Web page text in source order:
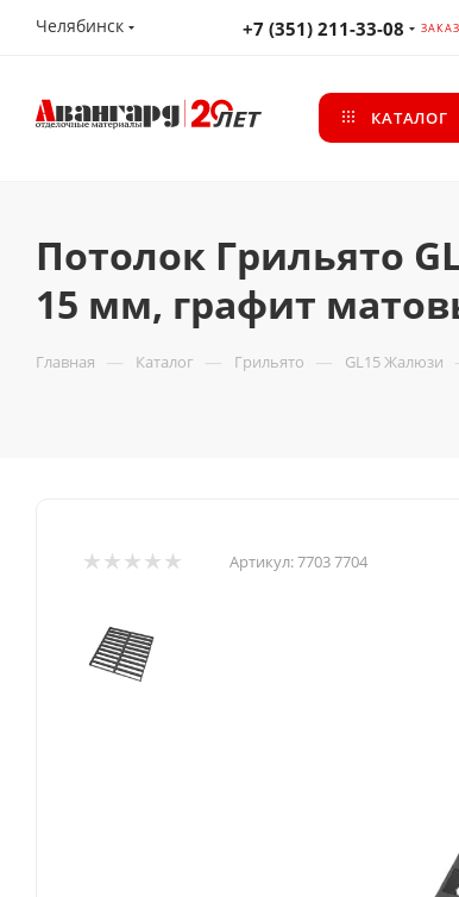
Челябинск +7 (351) 211-33-08
КАТАЛОГ
Потолок Грильято
15 мм, графит
Главная — Каталог — Грильято — GL15 Жалюзи
Артикул:7703 7704